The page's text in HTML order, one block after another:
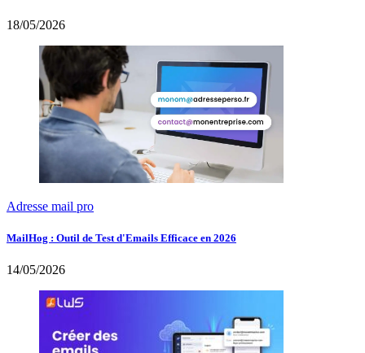
18/05/2026
Adresse mail pro
MailHog : Outil de Test d'Emails Efficace en 2026
14/05/2026